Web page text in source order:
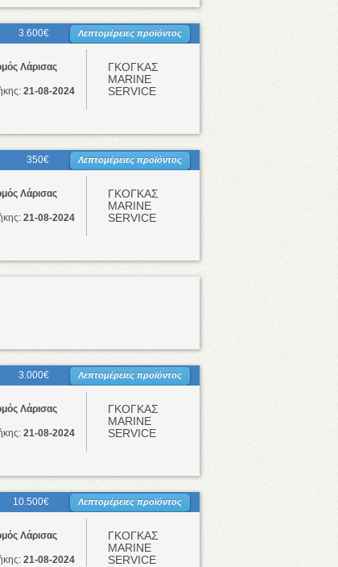
3.600€ Λεπτομέρειες προϊόντος
Λάρισας
21-08-2024
ΓΚΟΓΚΑΣ
ΜΑRINE
SERVICE
350€ Λεπτομέρειες προϊόντος
Λάρισας
21-08-2024
ΓΚΟΓΚΑΣ
ΜΑRINE
SERVICE
3.000€ Λεπτομέρειες προϊόντος
Λάρισας
21-08-2024
ΓΚΟΓΚΑΣ
ΜΑRINE
SERVICE
10.500€ Λεπτομέρειες προϊόντος
Λάρισας
21-08-2024
ΓΚΟΓΚΑΣ
ΜΑRINE
SERVICE